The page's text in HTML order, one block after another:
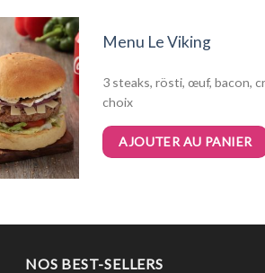
Menu Le Viking
3 steaks, rösti, œuf, bacon,
choix
AJOUTER AU PANIER
NOS BEST-SELLERS